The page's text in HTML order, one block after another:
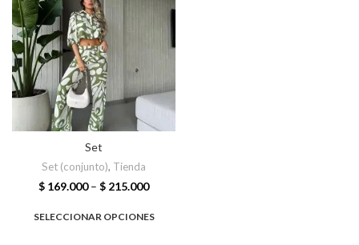
Set
Set (conjunto), Tienda
$ 169.000– $ 215.000
SELECCIONAR OPCIONES